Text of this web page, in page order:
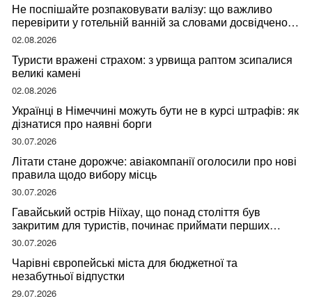
Не поспішайте розпаковувати валізу: що важливо
перевірити у готельній ванній за словами досвідченої
мандрівниці
02.08.2026
Туристи вражені страхом: з урвища раптом зсипалися
великі камені
02.08.2026
Українці в Німеччині можуть бути не в курсі штрафів: як
дізнатися про наявні борги
30.07.2026
Літати стане дорожче: авіакомпанії оголосили про нові
правила щодо вибору місць
30.07.2026
Гавайський острів Ніїхау, що понад століття був
закритим для туристів, починає приймати перших
відвідувачів
30.07.2026
Чарівні європейські міста для бюджетної та
незабутньої відпустки
29.07.2026